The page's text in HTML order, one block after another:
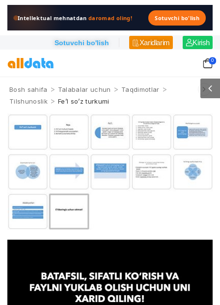
Intellektual mehnatdandaromad oling! Sotuvchi bo'lish
Sotuvchi bo'lish Xaridlarim Kirish
0
Bosh sahifa > Talabalar uchun > Taqdimotlar >
Tilshunoslik > Fe’l so’z turkumi